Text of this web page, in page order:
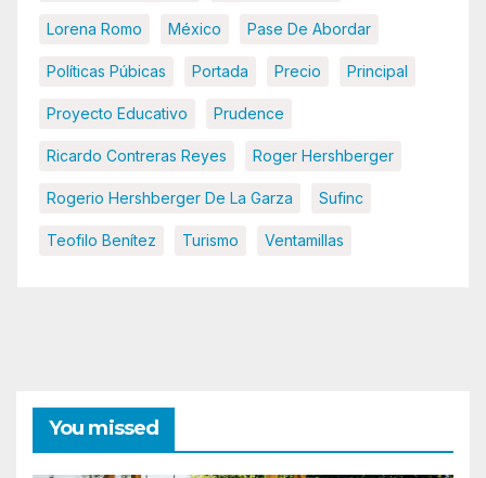
Lorena Romo México Pase De Abordar
Políticas Púbicas Portada Precio Principal
Proyecto Educativo Prudence
Ricardo Contreras Reyes Roger Hershberger
Rogerio Hershberger De La Garza Sufinc
Teofilo Benítez Turismo Ventamillas
You missed